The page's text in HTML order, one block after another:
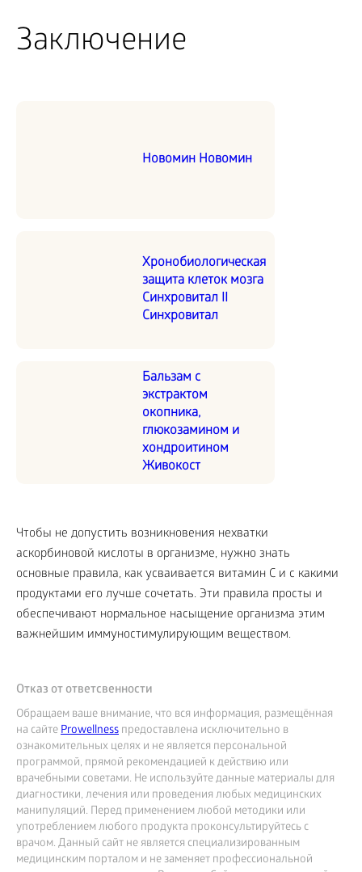
Заключение
Новомин Новомин
Хронобиологическая
защита клеток мозга
Синхровитал II
Синхровитал
Бальзам с
экстрактом
окопника,
глюкозамином и
хондроитином
Живокост
Чтобы не допустить возникновения нехватки
аскорбиновой кислоты в организме, нужно знать
основные правила, как усваивается витамин С и с какими
продуктами его лучше сочетать. Эти правила просты и
обеспечивают нормальное насыщение организма этим
важнейшим иммуностимулирующим веществом.
Отказ от ответсвенности
Обращаем ваше внимание, что вся информация, размещённая
на сайтеProwellness предоставлена исключительно в
ознакомительных целях и не является персональной
программой, прямой рекомендацией к действию или
врачебными советами. Не используйте данные материалы для
диагностики, лечения или проведения любых медицинских
манипуляций. Перед применением любой методики или
употреблением любого продукта проконсультируйтесь с
врачом. Данный сайт не является специализированным
медицинским порталом и не заменяет профессиональной